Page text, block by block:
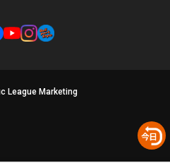
League Marketing